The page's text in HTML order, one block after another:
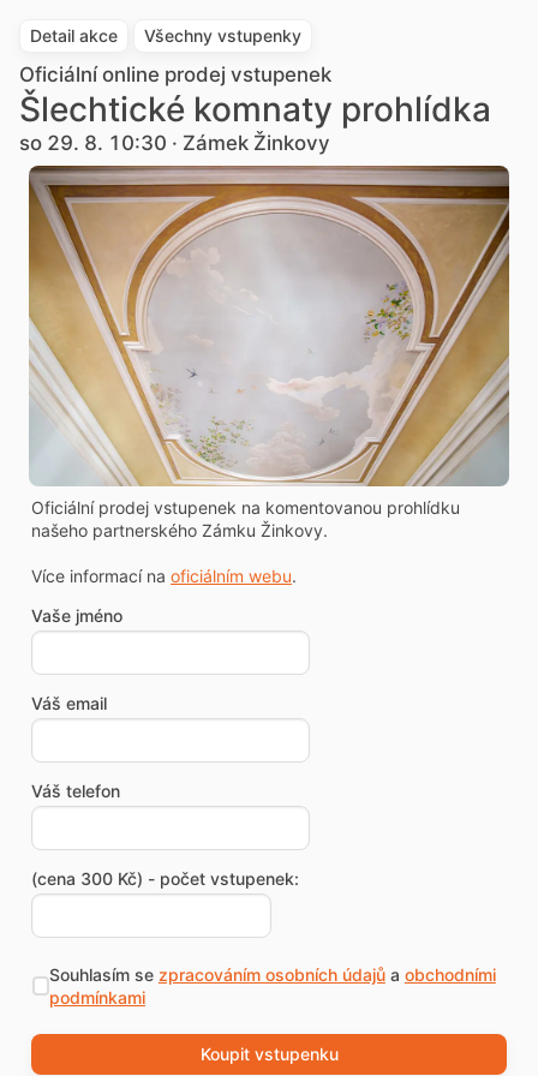
Detail akce Všechny vstupenky
Oficiální online prodej vstupenek
Šlechtické komnaty prohlídka
so 29. 8. 10:30 · Zámek Žinkovy
Oficiální prodej vstupenek na komentovanou prohlídku
našeho partnerského Zámku Žinkovy.
Více informací na oficiálním webu.
Vaše jméno
Váš email
Váš telefon
(cena 300 Kč) - počet vstupenek:
Souhlasím se zpracováním osobních údajůa obchodními
podmínkami
Koupit vstupenku